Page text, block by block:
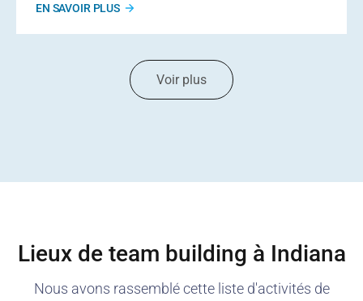
EN SAVOIR PLUS
Voir plus
Lieux de team building à Indiana
Nous avons rassemblé cette liste d'activités de